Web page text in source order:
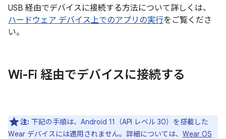
USB 経由でデバイスに接続する方法について詳しくは、
ハードウェア デバイス上でのアプリの実行をご覧くださ
い。
Wi-Fi 経由でデバイスに接続する
注: 下記の手順は、Android 11（API レベル 30）を搭載した
Wear デバイスには適用されません。詳細については、 Wear OS